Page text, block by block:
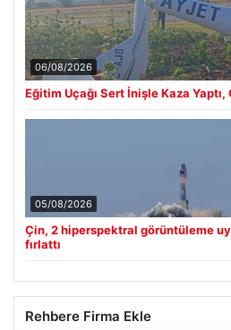
06/08/2026
Eğitim Uçağı Sert İnişle Kaza
05/08/2026
Çin, 2 hiperspektral görüntüleme
fırlattı
Rehbere Firma Ekle